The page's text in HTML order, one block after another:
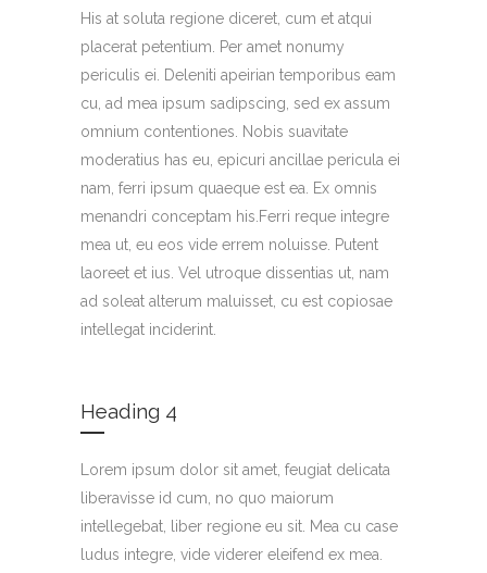
His at soluta regione diceret, cum et atqui
placerat petentium. Per amet nonumy
periculis ei. Deleniti apeirian temporibus eam
cu, ad mea ipsum sadipscing, sed ex assum
omnium contentiones. Nobis suavitate
moderatius has eu, epicuri ancillae pericula ei
nam, ferri ipsum quaeque est ea. Ex omnis
menandri conceptam his.Ferri reque integre
mea ut, eu eos vide errem noluisse. Putent
laoreet et ius. Vel utroque dissentias ut, nam
ad soleat alterum maluisset, cu est copiosae
intellegat inciderint.
Heading 4
Lorem ipsum dolor sit amet, feugiat delicata
liberavisse id cum, no quo maiorum
intellegebat, liber regione eu sit. Mea cu case
ludus integre, vide viderer eleifend ex mea.